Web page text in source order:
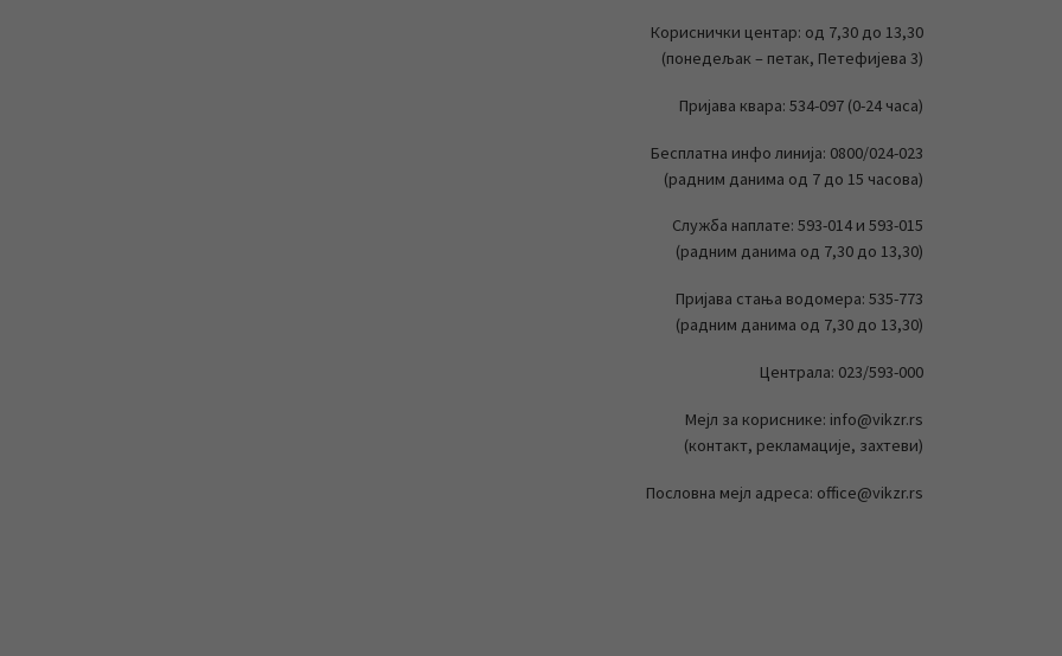
Кориснички центар: од 7,30 до 13,30
(понедељак – петак, Петефијева 3)
Пријава квара: 534-097 (0-24 часа)
Бесплатна инфо линија: 0800/024-023
(радним данима од 7 до 15 часова)
Служба наплате: 593-014 и 593-015
(радним данима од 7,30 до 13,30)
Пријава стања водомера: 535-773
(радним данима од 7,30 до 13,30)
Централа: 023/593-000
Мејл за кориснике: info@vikzr.rs
(контакт, рекламације, захтеви)
Пословна мејл адреса: office@vikzr.rs